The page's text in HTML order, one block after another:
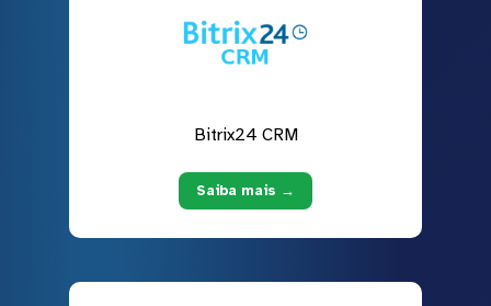
Bitrix24 CRM
Saiba mais →